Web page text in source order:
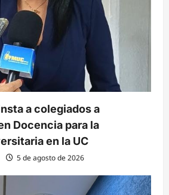
a colegiados a
Docencia para la
en la UC
5 de agosto de 2026